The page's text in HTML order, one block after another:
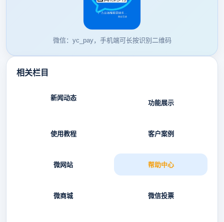
微信：yc_pay，手机端可长按识别二维码
相关栏目
新闻动态
功能展示
使用教程 客户案例
微网站 帮助中心
微商城 微信投票